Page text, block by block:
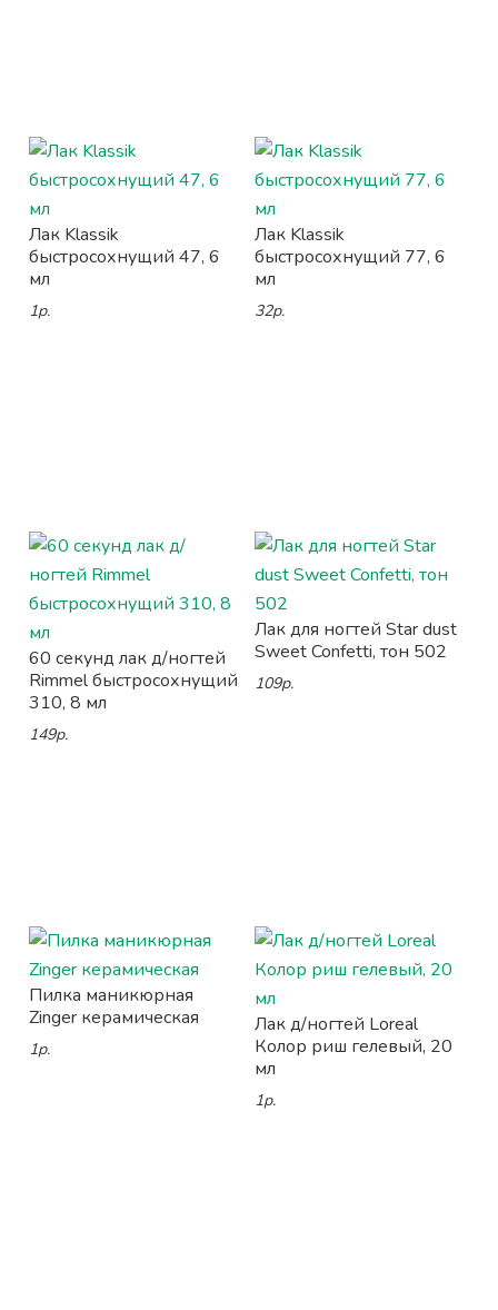
Лак Klassik
быстросохнущий 47, 6
мл
1р.
Лак Klassik
быстросохнущий 77, 6
мл
32р.
60 секунд лак д/ногтей
Rimmel быстросохнущий
310, 8 мл
149р.
Лак для ногтей Star dust
Sweet Confetti, тон 502
109р.
Пилка маникюрная
Zinger керамическая
1р.
Лак д/ногтей Loreal
Колор риш гелевый, 20
мл
1р.